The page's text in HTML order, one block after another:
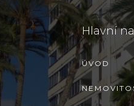
Hlavní
ÚVOD